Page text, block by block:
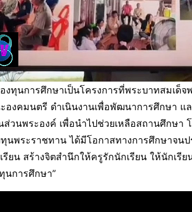
งทุนการศึกษาเป็นโครงการที่พระบาทสมเด็
งคมนตรี ดำเนินงานเพื่อพัฒนาการศึกษา แ
ส่วนพระองค์ เพื่อนำไปช่วยเหลือสถานศึกษา
นพระราชทาน ได้มีโอกาสทางการศึกษาจน
รียน สร้างจิตสำนึกให้ครูรักนักเรียน ให้นักเ
นการศึกษา”